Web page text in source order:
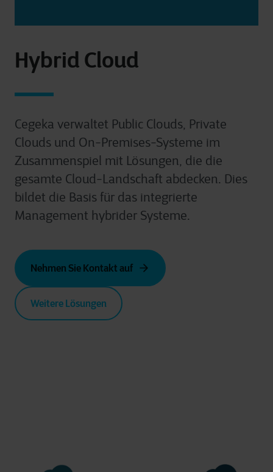
Hybrid Cloud
Cegeka verwaltet Public Clouds, Private
Clouds und On-Premises-Systeme im
Zusammenspiel mit Lösungen, die die
gesamte Cloud-Landschaft abdecken. Dies
bildet die Basis für das integrierte
Management hybrider Systeme.
Nehmen Sie Kontakt auf
Weitere Lösungen